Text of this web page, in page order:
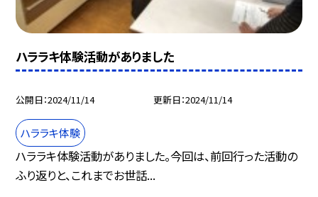
ハララキ体験活動がありました
公開日 2024/11/14 更新日 2024/11/14
ハララキ体験
ハララキ体験活動がありました。今回は、前回行った活動の
ふり返りと、これまでお世話...